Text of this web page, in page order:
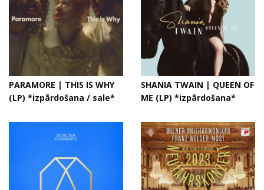
PARAMORE | THIS IS WHY
(LP) *izpārdošana / sale*
SHANIA TWAIN | QUEEN OF
ME (LP) *izpārdošana*